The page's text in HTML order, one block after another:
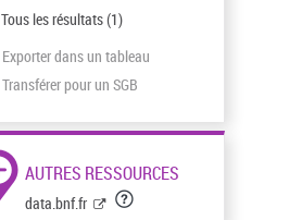
Tous les résultats(1)
Exporter dans un tableau
Transférer pour un SGB
AUTRES RESSOURCES
data.bnf.fr